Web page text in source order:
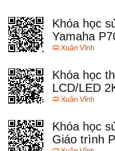
Khóa học
Yamaha
Xuân Vĩnh
Khóa học
LCD/LED
Xuân Vĩnh
Khóa học
Giáo trình